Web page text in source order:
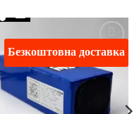
Безкоштовна доставка
Додати
до
списку
бажань